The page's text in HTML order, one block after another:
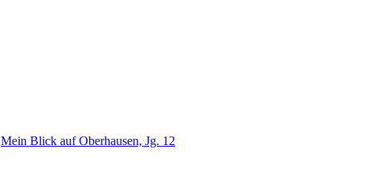
Mein Blick auf Oberhausen, Jg. 12